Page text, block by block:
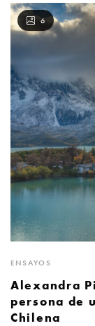
6
ENSAYOS
Alexandra
persona de
Chilena